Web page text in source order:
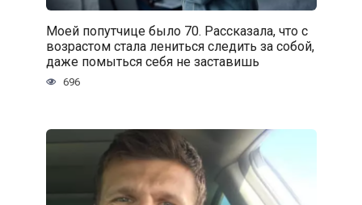
Моей попутчице было 70. Рассказала, что с
возрастом стала лениться следить за собой,
даже помыться себя не заставишь
696